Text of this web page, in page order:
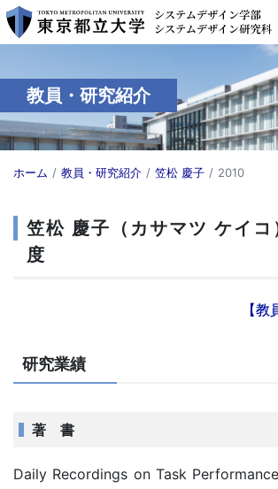
教員・研究紹介
ホーム 教員・研究紹介 笠松 慶子 2010
笠松 慶子（カサマツ ケイ
度
【
研究業績
著 書
Daily Recordings on Task